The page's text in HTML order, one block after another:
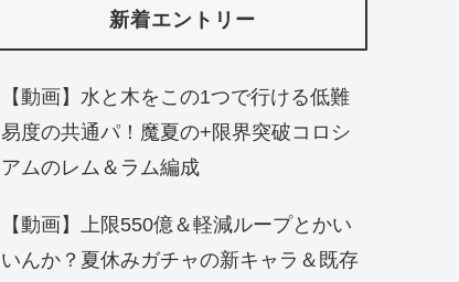
新着エントリー
【動画】水と木をこの1つで行ける低難
易度の共通パ！魔夏の+限界突破コロシ
アムのレム＆ラム編成
【動画】上限550億＆軽減ループとかい
いんか？夏休みガチャの新キャラ＆既存